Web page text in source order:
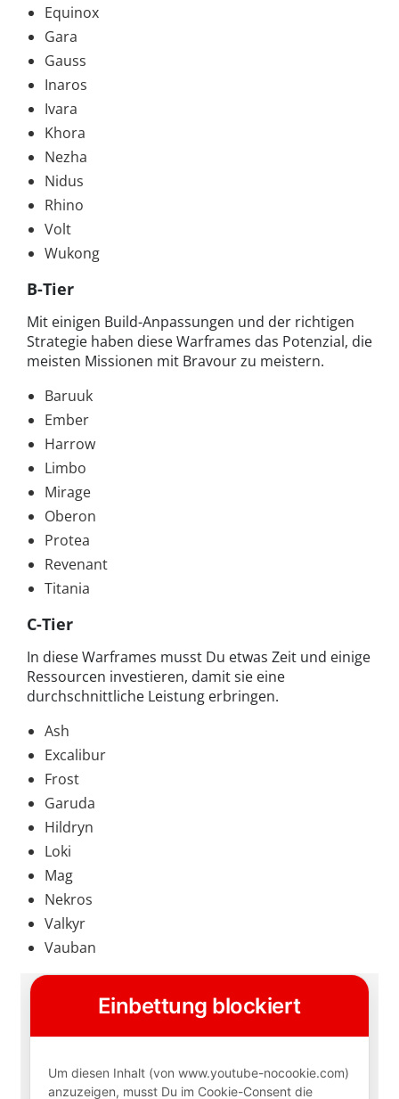
Equinox
Gara
Gauss
Inaros
Ivara
Khora
Nezha
Nidus
Rhino
Volt
Wukong
B-Tier
Mit einigen Build-Anpassungen und der richtigen
Strategie haben diese Warframes das Potenzial, die
meisten Missionen mit Bravour zu meistern.
Baruuk
Ember
Harrow
Limbo
Mirage
Oberon
Protea
Revenant
Titania
C-Tier
In diese Warframes musst Du etwas Zeit und einige
Ressourcen investieren, damit sie eine
durchschnittliche Leistung erbringen.
Ash
Excalibur
Frost
Garuda
Hildryn
Loki
Mag
Nekros
Valkyr
Vauban